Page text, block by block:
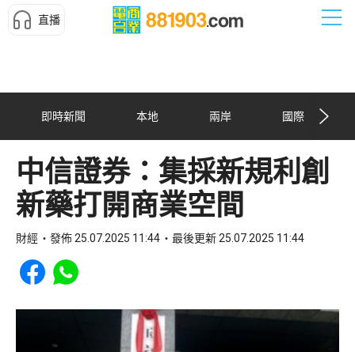
直播
即時新聞 本地 兩岸 國際
中信證券：集採新規利創
新藥打開商業空間
財經 發佈 25.07.2025 11:44 最後更新 25.07.2025 11:44
Share to Facebook
Share to WhatsApp